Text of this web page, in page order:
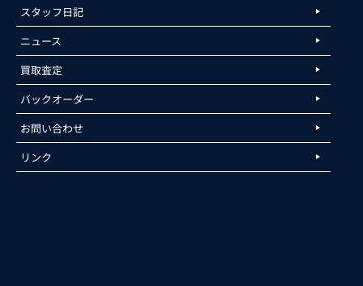
スタッフ日記
ニュース
買取査定
バックオーダー
お問い合わせ
リンク